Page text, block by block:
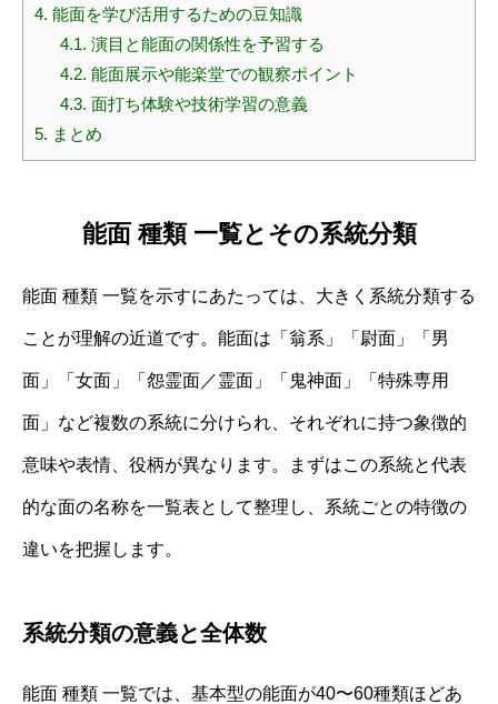
4. 能面を学び活用するための豆知識
4.1. 演目と能面の関係性を予習する
4.2. 能面展示や能楽堂での観察ポイント
4.3. 面打ち体験や技術学習の意義
5. まとめ
能面 種類 一覧とその系統分類
能面 種類 一覧を示すにあたっては、大きく系統分類する
ことが理解の近道です。能面は「翁系」「尉面」「男
面」「女面」「怨霊面／霊面」「鬼神面」「特殊専用
面」など複数の系統に分けられ、それぞれに持つ象徴的
意味や表情、役柄が異なります。まずはこの系統と代表
的な面の名称を一覧表として整理し、系統ごとの特徴の
違いを把握します。
系統分類の意義と全体数
能面 種類 一覧では、基本型の能面が40〜60種類ほどあ